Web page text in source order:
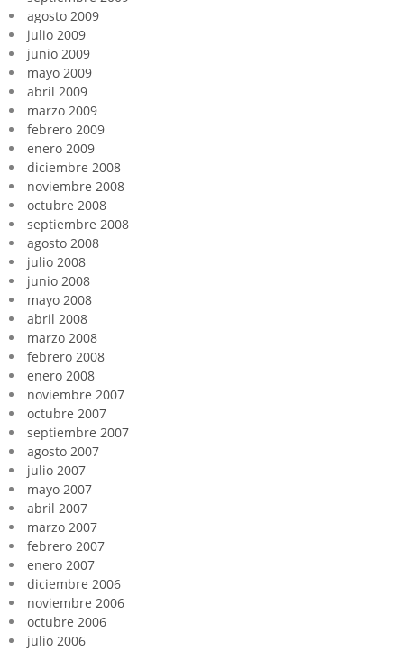
agosto 2009
julio 2009
junio 2009
mayo 2009
abril 2009
marzo 2009
febrero 2009
enero 2009
diciembre 2008
noviembre 2008
octubre 2008
septiembre 2008
agosto 2008
julio 2008
junio 2008
mayo 2008
abril 2008
marzo 2008
febrero 2008
enero 2008
noviembre 2007
octubre 2007
septiembre 2007
agosto 2007
julio 2007
mayo 2007
abril 2007
marzo 2007
febrero 2007
enero 2007
diciembre 2006
noviembre 2006
octubre 2006
julio 2006